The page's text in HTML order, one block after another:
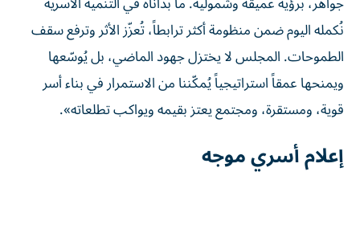
نُكمله اليوم ضمن منظومة أكثر ترابطاً، تُعزّز الأثر وترفع سقف
الطموحات. المجلس لا يختزل جهود الماضي، بل يُوسّعها
ويمنحها عمقاً استراتيجياً يُمكّننا من الاستمرار في بناء أسر
قوية، ومستقرة، ومجتمع يعتز بقيمه ويواكب تطلعاته».
إعلام أسري موجه